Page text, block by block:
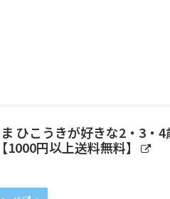
ひこうきが好きな2・3・4
円以上送料無料】